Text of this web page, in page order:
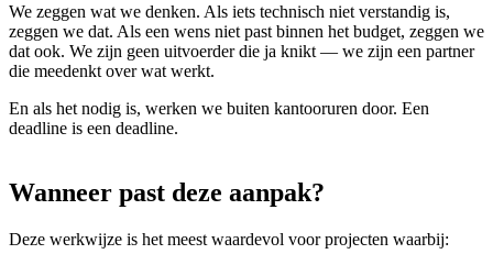
We zeggen wat we denken. Als iets technisch niet verstandig is,
zeggen we dat. Als een wens niet past binnen het budget, zeggen we
dat ook. We zijn geen uitvoerder die ja knikt — we zijn een partner
die meedenkt over wat werkt.
En als het nodig is, werken we buiten kantooruren door. Een
deadline is een deadline.
Wanneer past deze aanpak?
Deze werkwijze is het meest waardevol voor projecten waarbij: